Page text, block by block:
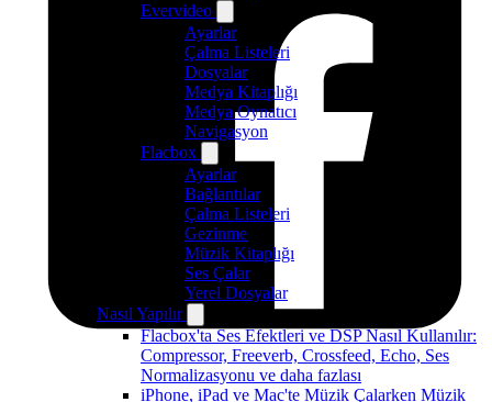
Evervideo
Ayarlar
Çalma Listeleri
Dosyalar
Medya Kitaplığı
Medya Oynatıcı
Navigasyon
Flacbox
Ayarlar
Bağlantılar
Çalma Listeleri
Gezinme
Müzik Kitaplığı
Ses Çalar
Yerel Dosyalar
Nasıl Yapılır
Flacbox'ta Ses Efektleri ve DSP Nasıl Kullanılır:
Compressor, Freeverb, Crossfeed, Echo, Ses
Normalizasyonu ve daha fazlası
iPhone, iPad ve Mac'te Müzik Çalarken Müzik